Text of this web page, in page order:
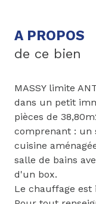
A PROPOS
de ce bien
MASSY limite
dans un petit
pièces de
comprenant : un
cuisine
salle de bains
d'un box.
Le chauffage